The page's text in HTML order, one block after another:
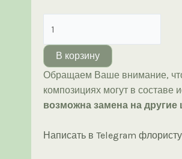
товара
Букет
«941»
В корзину
Обращаем Ваше внимание,
композициях могут в составе
возможна замена на другие
Написать в Telegram